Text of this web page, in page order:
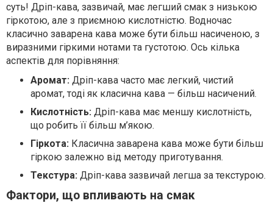
суть! Дріп-кава, зазвичай, має легший смак з низькою
гіркотою, але з приємною кислотністю. Водночас
класично заварена кава може бути більш насиченою, з
виразними гіркими нотами та густотою. Ось кілька
аспектів для порівняння:
Аромат: Дріп-кава часто має легкий, чистий
аромат, тоді як класична кава — більш насичений.
Кислотність: Дріп-кава має меншу кислотність,
що робить її більш м’якою.
Гіркота: Класична заварена кава може бути більш
гіркою залежно від методу приготування.
Текстура: Дріп-кава зазвичай легша за текстурою.
Фактори, що впливають на смак